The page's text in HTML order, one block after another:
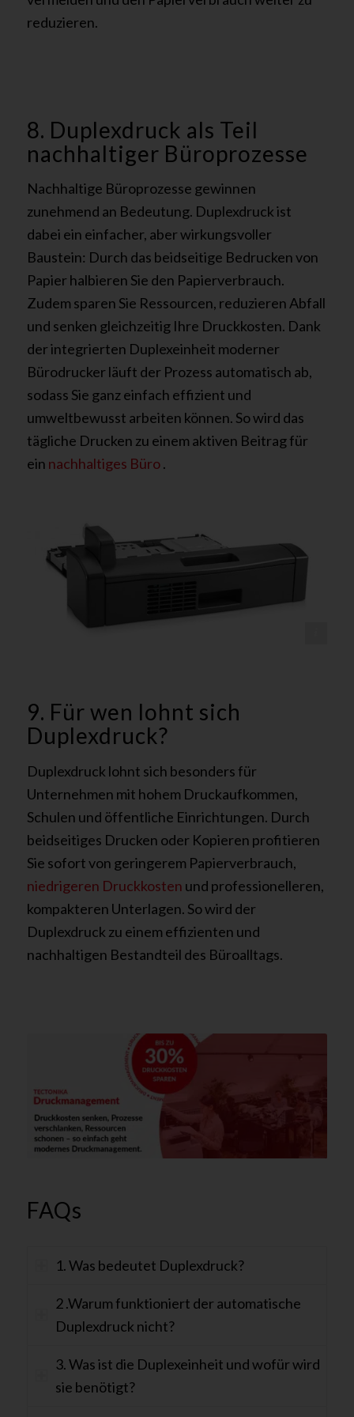
reduzieren.
8. Duplexdruck als Teil
nachhaltiger Büroprozesse
Nachhaltige Büroprozesse gewinnen
zunehmend an Bedeutung. Duplexdruck ist
dabei ein einfacher, aber wirkungsvoller
Baustein: Durch das beidseitige Bedrucken von
Papier halbieren Sie den Papierverbrauch.
Zudem sparen Sie Ressourcen, reduzieren Abfall
und senken gleichzeitig Ihre Druckkosten. Dank
der integrierten Duplexeinheit moderner
Bürodrucker läuft der Prozess automatisch ab,
sodass Sie ganz einfach effizient und
umweltbewusst arbeiten können. So wird das
tägliche Drucken zu einem aktiven Beitrag für
ein nachhaltiges Büro.
9. Für wen lohnt sich
Duplexdruck?
Duplexdruck lohnt sich besonders für
Unternehmen mit hohem Druckaufkommen,
Schulen und öffentliche Einrichtungen. Durch
beidseitiges Drucken oder Kopieren profitieren
Sie sofort von geringerem Papierverbrauch,
niedrigeren Druckkosten und professionelleren,
kompakteren Unterlagen. So wird der
Duplexdruck zu einem effizienten und
nachhaltigen Bestandteil des Büroalltags.
FAQs
1. Was bedeutet Duplexdruck?
2 .Warum funktioniert der automatische
Duplexdruck nicht?
3. Was ist die Duplexeinheit und wofür wird
sie benötigt?